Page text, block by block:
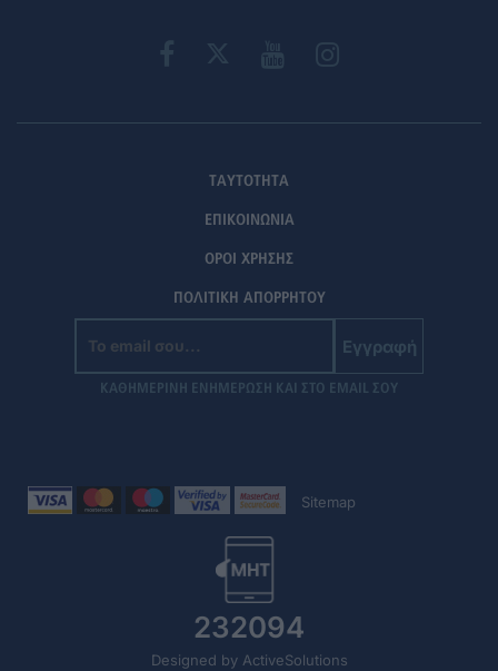
ΤΑΥΤΟΤΗΤΑ
ΕΠΙΚΟΙΝΩΝΙΑ
ΟΡΟΙ ΧΡΗΣΗΣ
ΠΟΛΙΤΙΚΗ ΑΠΟΡΡΗΤΟΥ
Εγγραφή
ΚΑΘΗΜΕΡΙΝΗ ΕΝΗΜΕΡΩΣΗ ΚΑΙ ΣΤΟ EMAIL ΣΟΥ
Sitemap
232094
Designed by ActiveSolutions